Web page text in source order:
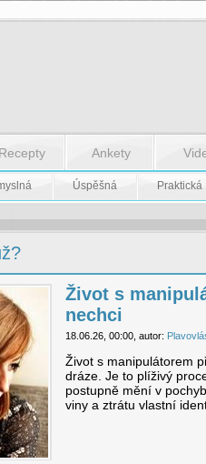
Recepty Ankety
Úspěšná Praktická
Život s
nechci
18.06.26, 00:00, autor:
Život s manipulátorem
dráze. Je to plíživý
postupně mění v
viny a ztrátu vlastní